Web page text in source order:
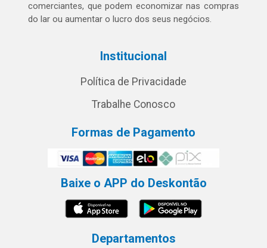
comerciantes, que podem economizar nas compras
do lar ou aumentar o lucro dos seus negócios.
Institucional
Política de Privacidade
Trabalhe Conosco
Formas de Pagamento
Baixe o APP do Deskontão
Departamentos